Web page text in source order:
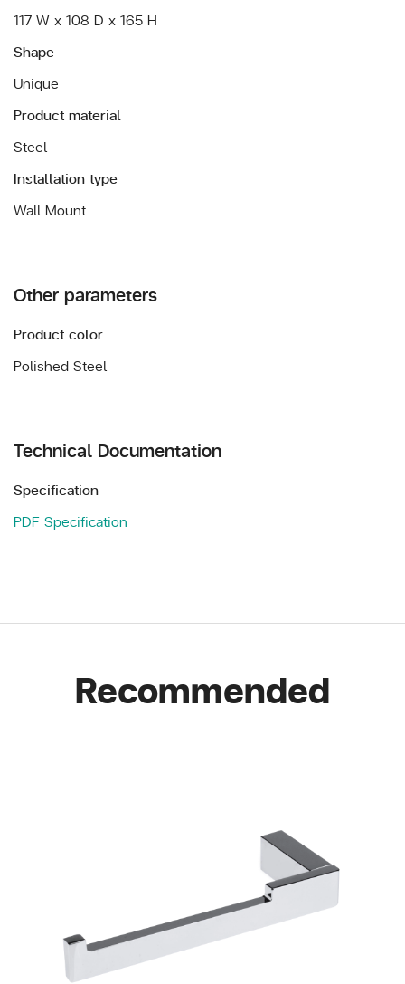
117 W x 108 D x 165 H
Shape
Unique
Product material
Steel
Installation type
Wall Mount
Other parameters
Product color
Polished Steel
Technical Documentation
Specification
PDF Specification
Recommended